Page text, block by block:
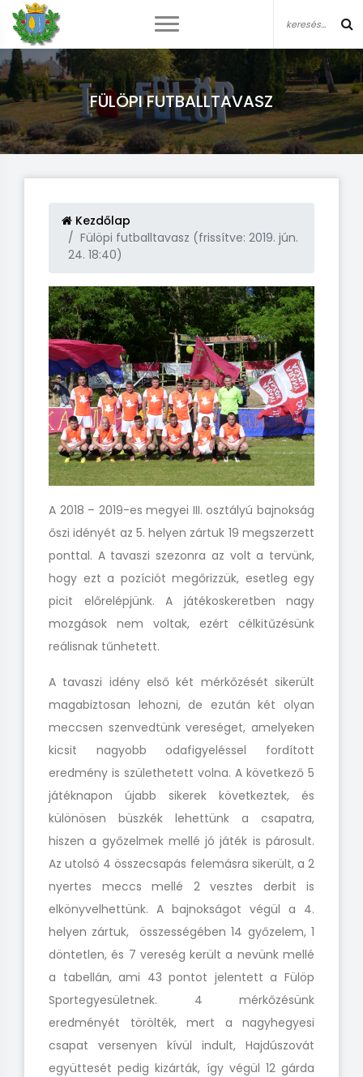
FÜLÖPI FUTBALLTAVASZ
Kezdőlap
Fülöpi futballtavasz (frissítve: 2019. jún.
24. 18:40)
A 2018 – 2019-es megyei III. osztályú bajnokság
őszi idényét az 5. helyen zártuk 19 megszerzett
ponttal. A tavaszi szezonra az volt a tervünk,
hogy ezt a pozíciót megőrizzük, esetleg egy
picit előrelépjünk. A játékoskeretben nagy
mozgások nem voltak, ezért célkitűzésünk
reálisnak tűnhetett.
A tavaszi idény első két mérkőzését sikerült
magabiztosan lehozni, de ezután két olyan
meccsen szenvedtünk vereséget, amelyeken
kicsit nagyobb odafigyeléssel fordított
eredmény is születhetett volna. A következő 5
játéknapon újabb sikerek következtek, és
különösen büszkék lehettünk a csapatra,
hiszen a győzelmek mellé jó játék is párosult.
Az utolsó 4 összecsapás felemásra sikerült, a 2
nyertes meccs mellé 2 vesztes derbit is
elkönyvelhettünk. A bajnokságot végül a 4.
helyen zártuk, összességében 14 győzelem, 1
döntetlen, és 7 vereség került a nevünk mellé
a tabellán, ami 43 pontot jelentett a Fülöp
Sportegyesületnek. 4 mérkőzésünk
eredményét törölték, mert a nagyhegyesi
csapat versenyen kívül indult, Hajdúszovát
együttesét pedig kizárták, így végül 12 gárda